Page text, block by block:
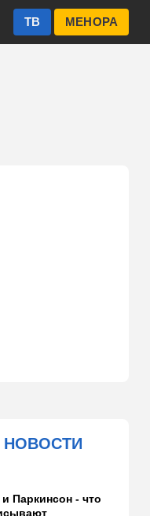
МЕНОРА
ТВ
НОВОСТИ
Паркинсон - что